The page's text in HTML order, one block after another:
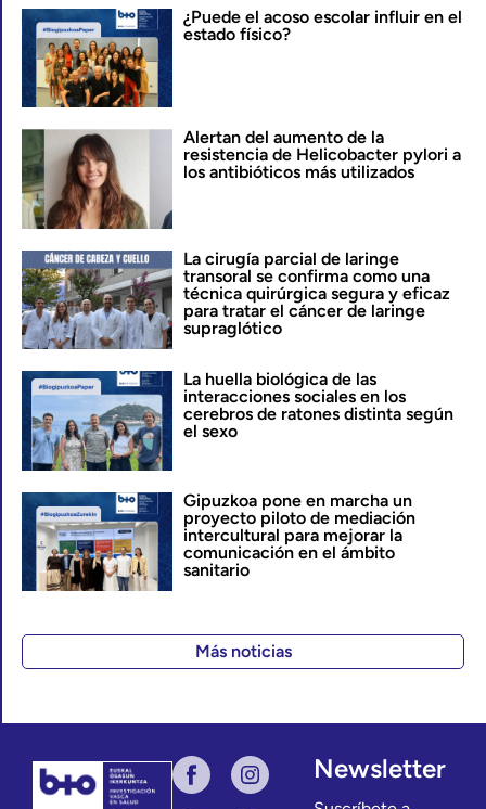
¿Puede el acoso escolar influir en el
estado físico?
Alertan del aumento de la
resistencia de Helicobacter pylori a
los antibióticos más utilizados
La cirugía parcial de laringe
transoral se confirma como una
técnica quirúrgica segura y eficaz
para tratar el cáncer de laringe
supraglótico
La huella biológica de las
interacciones sociales en los
cerebros de ratones distinta según
el sexo
Gipuzkoa pone en marcha un
proyecto piloto de mediación
intercultural para mejorar la
comunicación en el ámbito
sanitario
Más noticias
Newsletter